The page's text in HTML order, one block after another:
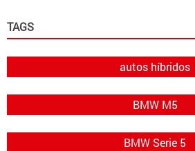
TAGS
autos híbridos
BMW M5
BMW Serie 5